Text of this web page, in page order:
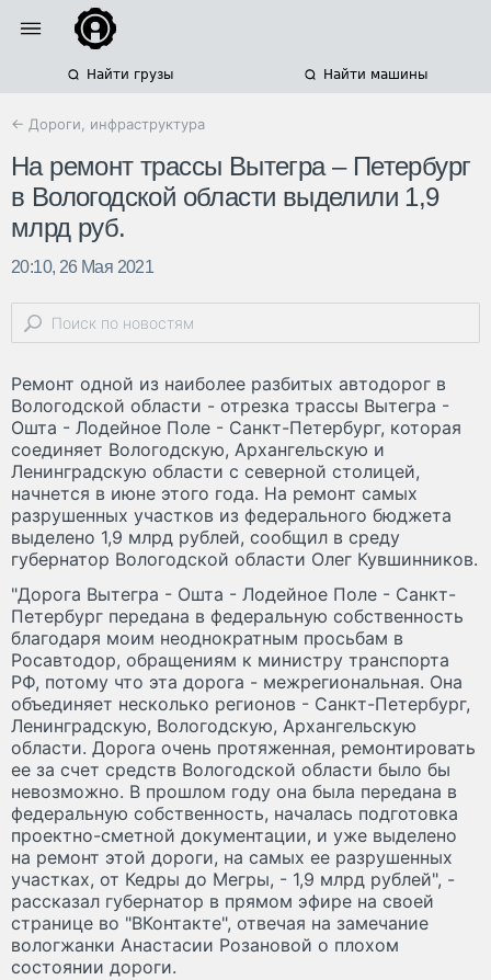
Найти грузы Найти машины
← Дороги, инфраструктура
На ремонт трассы Вытегра – Петербург
в Вологодской области выделили 1,9
млрд руб.
20:10, 26 Мая 2021
Ремонт одной из наиболее разбитых автодорог в
Вологодской области - отрезка трассы Вытегра -
Ошта - Лодейное Поле - Санкт-Петербург, которая
соединяет Вологодскую, Архангельскую и
Ленинградскую области с северной столицей,
начнется в июне этого года. На ремонт самых
разрушенных участков из федерального бюджета
выделено 1,9 млрд рублей, сообщил в среду
губернатор Вологодской области Олег Кувшинников.
"Дорога Вытегра - Ошта - Лодейное Поле - Санкт-
Петербург передана в федеральную собственность
благодаря моим неоднократным просьбам в
Росавтодор, обращениям к министру транспорта
РФ, потому что эта дорога - межрегиональная. Она
объединяет несколько регионов - Санкт-Петербург,
Ленинградскую, Вологодскую, Архангельскую
области. Дорога очень протяженная, ремонтировать
ее за счет средств Вологодской области было бы
невозможно. В прошлом году она была передана в
федеральную собственность, началась подготовка
проектно-сметной документации, и уже выделено
на ремонт этой дороги, на самых ее разрушенных
участках, от Кедры до Мегры, - 1,9 млрд рублей", -
рассказал губернатор в прямом эфире на своей
странице во "ВКонтакте", отвечая на замечание
вологжанки Анастасии Розановой о плохом
состоянии дороги.